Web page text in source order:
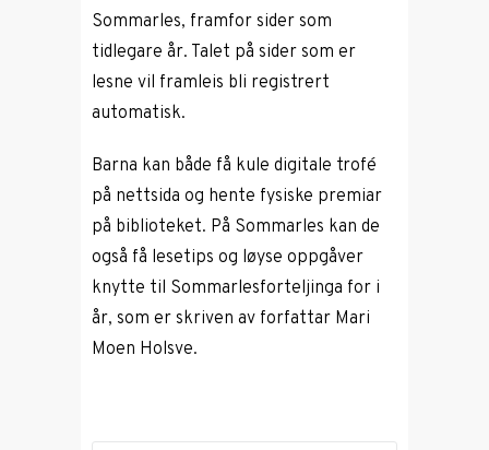
Sommarles, framfor sider som
tidlegare år. Talet på sider som er
lesne vil framleis bli registrert
automatisk.
Barna kan både få kule digitale trofé
på nettsida og hente fysiske premiar
på biblioteket. På Sommarles kan de
også få lesetips og løyse oppgåver
knytte til Sommarlesforteljinga for i
år, som er skriven av forfattar Mari
Moen Holsve.